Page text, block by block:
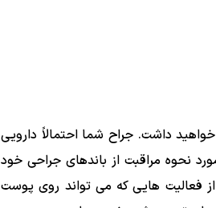
داشت. جراح شما احتمالاً دارویی
نحوه مراقبت از باندهای جراحی خود
فعالیت هایی که می تواند روی پوست